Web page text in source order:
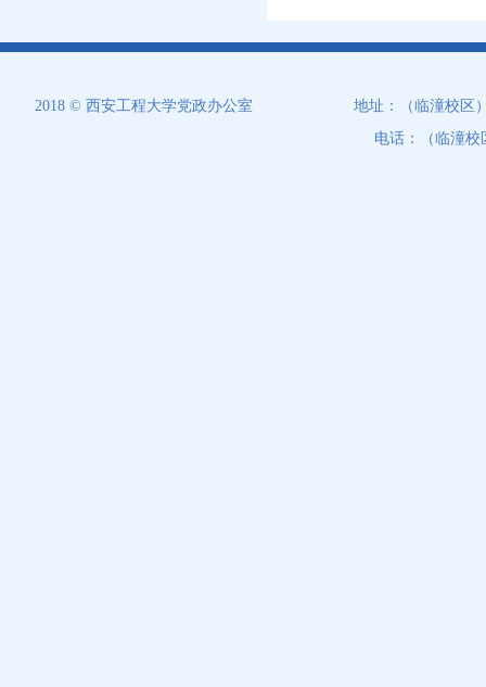
2018 © 西安工程大学党政办公室
地址：（临潼校区
电话：（临潼校